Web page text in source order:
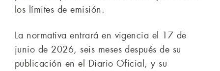
los límites de emisión.
La normativa entrará en vigencia el 17 de
junio de 2026, seis meses después de su
publicación en el Diario Oficial, y su